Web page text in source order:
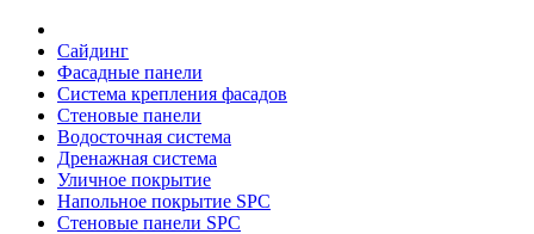
Сайдинг
Фасадные панели
Система крепления фасадов
Стеновые панели
Водосточная система
Дренажная система
Уличное покрытие
Напольное покрытие SPC
Стеновые панели SPC